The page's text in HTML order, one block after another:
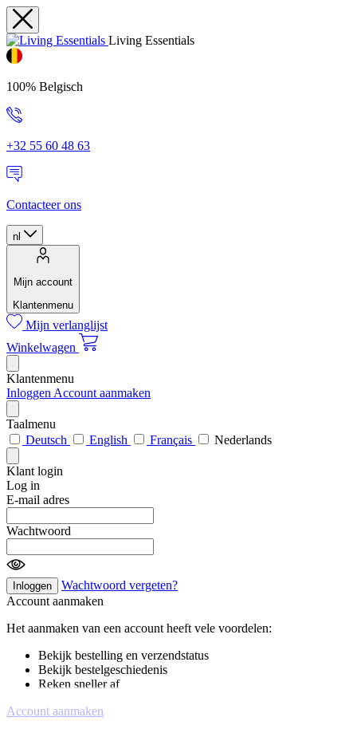
Living Essentials
100% Belgisch
+32 55 60 48 63
Contacteer ons
nl
Mijn account
Klantenmenu
Mijn verlanglijst
Winkelwagen
Klantenmenu
Inloggen Account aanmaken
Taalmenu
Deutsch
English Français Nederlands
Klant login
Log in
E-mail adres
Wachtwoord
Inloggen
Wachtwoord vergeten?
Account aanmaken
Het aanmaken van een account heeft vele voordelen:
Bekijk bestelling en verzendstatus
Bekijk bestelgeschiedenis
Reken sneller af
Account aanmaken